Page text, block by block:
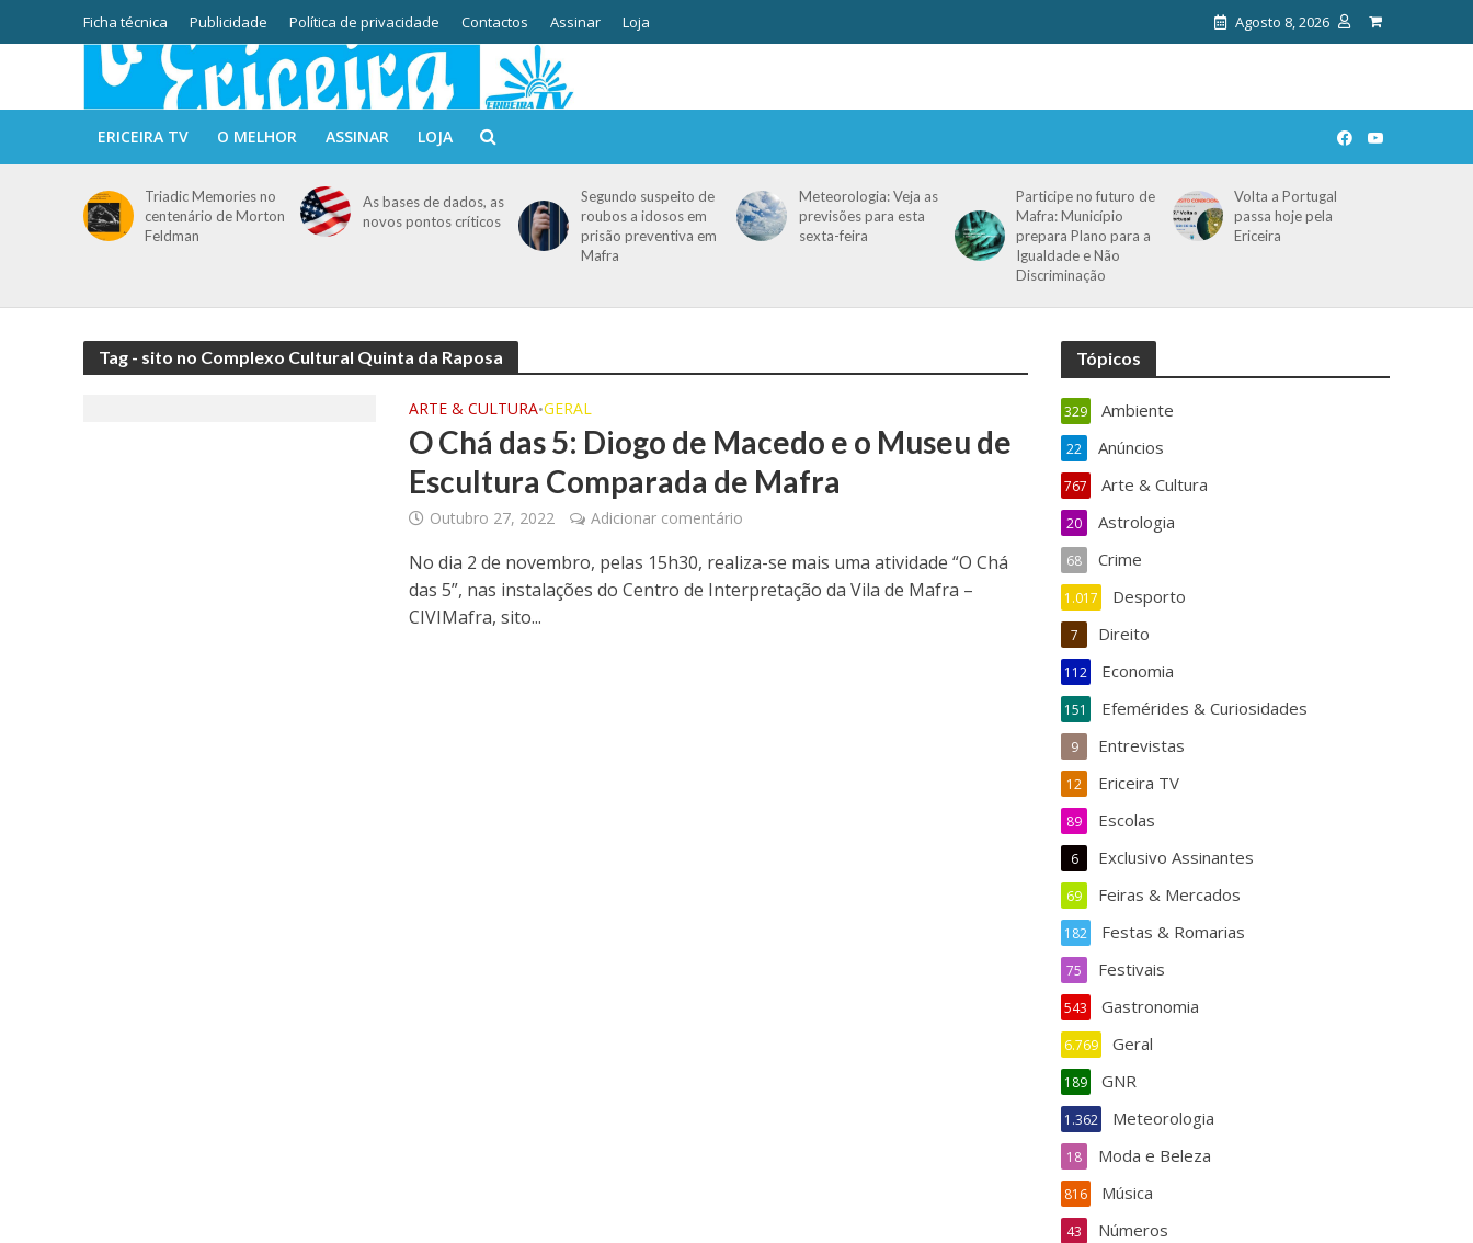
Ficha técnica Publicidade Política de privacidade Contactos Assinar Loja Agosto 8, 2026
ERICEIRA TV O MELHOR ASSINAR LOJA
Triadic Memories no
centenário de Morton
Feldman
As bases de dados, as
novos pontos críticos
Segundo suspeito de
roubos a idosos em
prisão preventiva em
Mafra
Meteorologia: Veja as
previsões para esta
sexta-feira
Participe no futuro de
Mafra: Município
prepara Plano para a
Igualdade e Não
Discriminação
Volta a Portugal
passa hoje pela
Ericeira
Tag - sito no Complexo Cultural Quinta da Raposa
ARTE & CULTURA•GERAL
O Chá das 5: Diogo de Macedo e o Museu de
Escultura Comparada de Mafra
Outubro 27, 2022 Adicionar comentário
No dia 2 de novembro, pelas 15h30, realiza-se mais uma atividade “O Chá
das 5”, nas instalações do Centro de Interpretação da Vila de Mafra –
CIVIMafra, sito...
Tópicos
Ambiente
329
Anúncios
22
Arte & Cultura
767
Astrologia
20
Crime
68
Desporto
1.017
Direito
7
Economia
112
Efemérides & Curiosidades
151
Entrevistas
9
Ericeira TV
12
Escolas
89
Exclusivo Assinantes
6
Feiras & Mercados
69
Festas & Romarias
182
Festivais
75
Gastronomia
543
Geral
6.769
GNR
189
Meteorologia
1.362
Moda e Beleza
18
Música
816
Números
43